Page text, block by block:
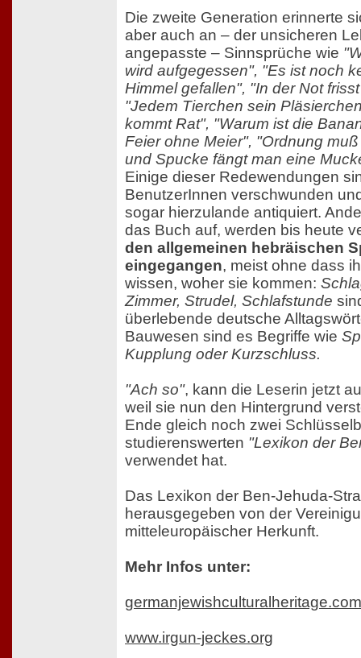
Die zweite Generation erinnerte
aber auch an – der unsicheren
angepasste – Sinnsprüche wie
wird aufgegessen", "Es ist noch
Himmel gefallen", "In der Not
"Jedem Tierchen sein
kommt Rat", "Warum ist die
Feier ohne Meier", "Ordnung
und Spucke fängt man eine
Einige dieser Redewendungen
BenutzerInnen verschwunden
sogar hierzulande antiquiert.
das Buch auf, werden bis heute
den allgemeinen hebräischen
eingegangen, meist ohne dass
wissen, woher sie kommen:
Zimmer, Strudel, Schlafstunde
überlebende deutsche
Bauwesen sind es Begriffe wie
Kupplung oder Kurzschluss.
"Ach so", kann die Leserin jetzt
weil sie nun den Hintergrund
Ende gleich noch zwei
studierenswerten "Lexikon der
verwendet hat.
Das Lexikon der Ben-Jehuda-
herausgegeben von der
mitteleuropäischer Herkunft.
Mehr Infos unter:
germanjewishculturalheritage.com
www.irgun-jeckes.org